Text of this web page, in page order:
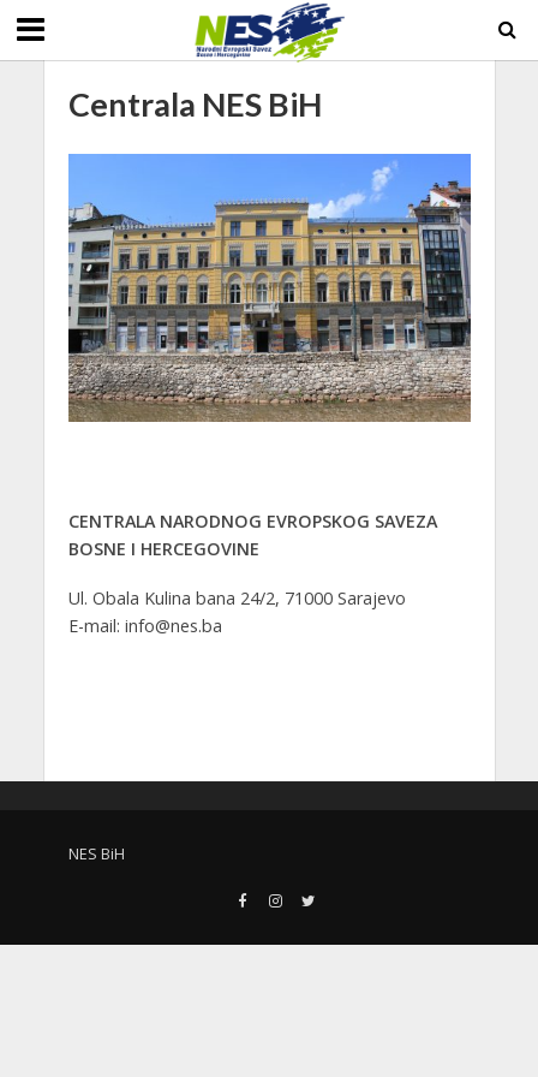
Centrala NES BiH
CENTRALA NARODNOG EVROPSKOG SAVEZA
BOSNE I HERCEGOVINE
Ul. Obala Kulina bana 24/2, 71000 Sarajevo
E-mail: info@nes.ba
NES BiH